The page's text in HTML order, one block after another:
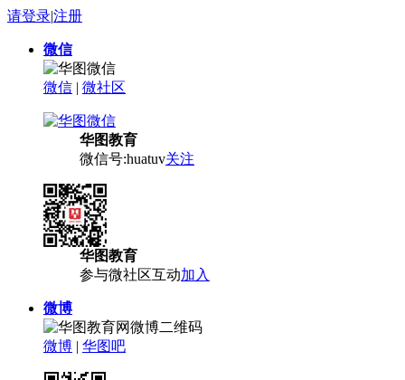
请登录|注册
微信
微信 | 微社区
华图教育
微信号:huatuv关注
华图教育
参与微社区互动加入
微博
微博 | 华图吧